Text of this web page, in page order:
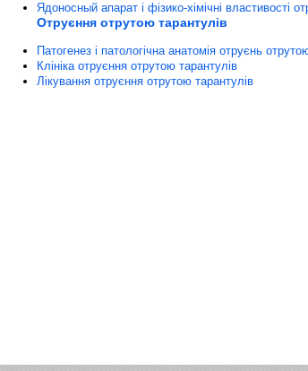
Ядоносный апарат і фізико-хімічні властивості
Отруєння отрутою тарантулів
Патогенез і патологічна анатомія отруєнь
Клініка отруєння отрутою тарантулів
Лікування отруєння отрутою тарантулів